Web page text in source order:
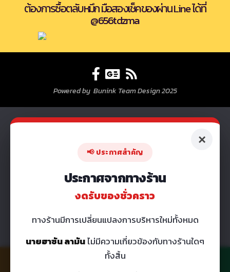
ต้องการซื้อตลับหมึก มือสองเช็คของผ่าน Line ได้ที่
@656tdzma
Powered by Bunink Team Design 2025
×
📢 ประกาศสำคัญ
ประกาศจากทางร้าน
งดรับของชั่วคราว
ทางร้านมีการเปลี่ยนแปลงการบริหารใหม่ทั้งหมด
นายฮาซัน ลามันไม่มีความเกี่ยวข้องกับทางร้านใดๆ
ทั้งสิ้น